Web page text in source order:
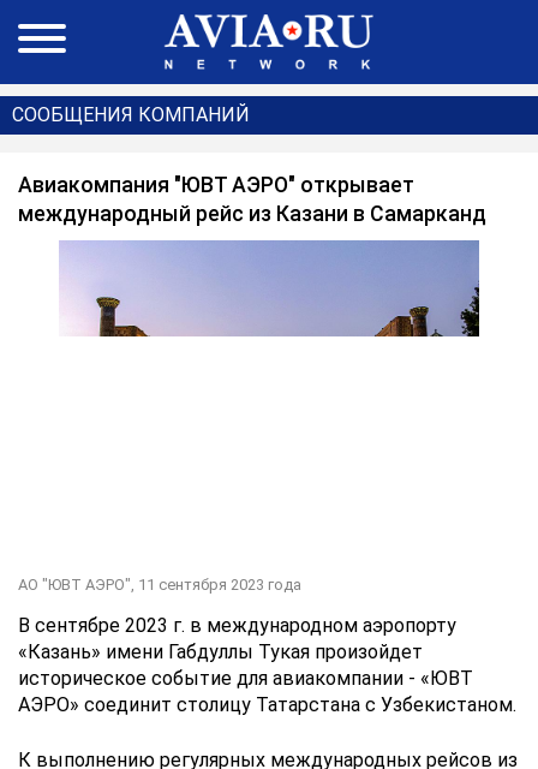
СООБЩЕНИЯ КОМПАНИЙ
Авиакомпания "ЮВТ АЭРО" открывает
международный рейс из Казани в Самарканд
АО "ЮВТ АЭРО", 11 сентября 2023 года
В сентябре 2023 г. в международном аэропорту
«Казань» имени Габдуллы Тукая произойдет
историческое событие для авиакомпании - «ЮВТ
АЭРО» соединит столицу Татарстана с Узбекистаном.
К выполнению регулярных международных рейсов из